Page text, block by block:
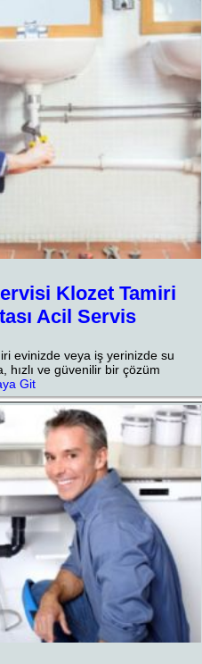
Klozet Tamiri
Acil Servis
evinizde veya iş yerinizde su
hızlı ve güvenilir bir çözüm
Git